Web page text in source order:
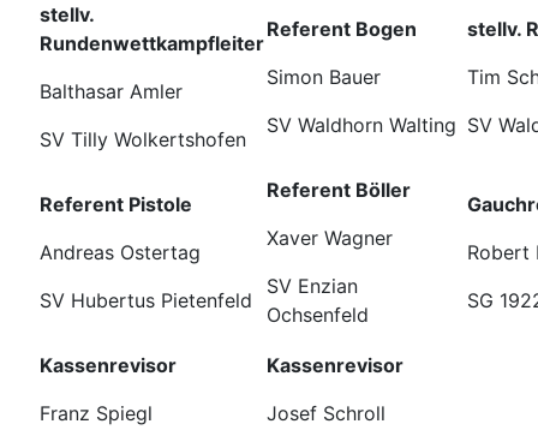
stellv.
Rundenwettkampfleiter
Balthasar Amler
SV Tilly Wolkertshofen
Referent Bogen
Simon Bauer
SV Waldhorn Walting
stellv.
Tim
SV
Referent Pistole
Andreas Ostertag
SV Hubertus Pietenfeld
Referent Böller
Xaver Wagner
SV Enzian
Ochsenfeld
Robert
SG
Kassenrevisor
Franz Spiegl
Kassenrevisor
Josef Schroll